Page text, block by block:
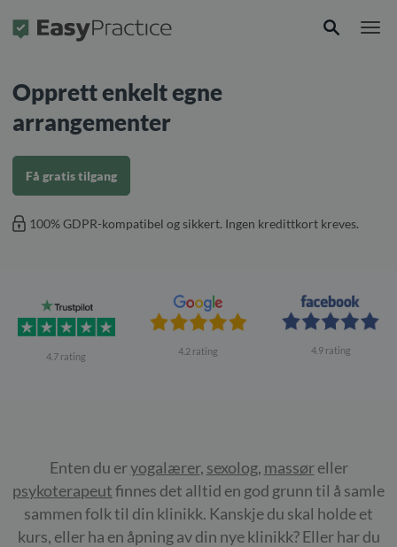
Forside
Opprett enkelt egne
arrangementer
Få gratis tilgang
100% GDPR-kompatibel og sikkert. Ingen kredittkort kreves.
4.7 rating 4.2 rating 4.9 rating
Enten du eryogalærer, sexolog, massøreller
psykoterapeutfinnes det alltid en god grunn til å samle
sammen folk til din klinikk. Kanskje du skal holde et
kurs, eller ha en åpning av din nye klinikk? Eller har du